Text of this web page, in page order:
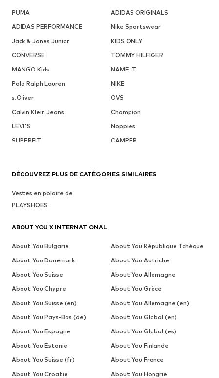
PUMA
ADIDAS ORIGINALS
ADIDAS PERFORMANCE
Nike Sportswear
Jack & Jones Junior
KIDS ONLY
CONVERSE
TOMMY HILFIGER
MANGO Kids
NAME IT
Polo Ralph Lauren
NIKE
s.Oliver
OVS
Calvin Klein Jeans
Champion
LEVI'S
Noppies
SUPERFIT
CAMPER
DÉCOUVREZ PLUS DE CATÉGORIES SIMILAIRES
Vestes en polaire de
PLAYSHOES
ABOUT YOU X INTERNATIONAL
About You Bulgarie
About You République Tchèque
About You Danemark
About You Autriche
About You Suisse
About You Allemagne
About You Chypre
About You Grèce
About You Suisse (en)
About You Allemagne (en)
About You Pays-Bas (de)
About You Global (en)
About You Espagne
About You Global (es)
About You Estonie
About You Finlande
About You Suisse (fr)
About You France
About You Croatie
About You Hongrie